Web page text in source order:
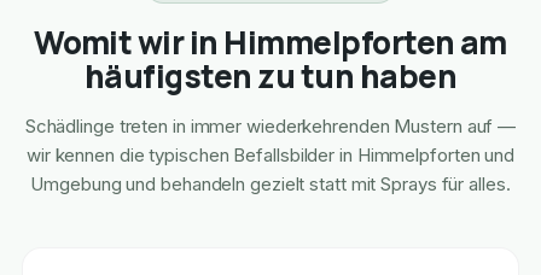
Womit wir in Himmelpforten am
häufigsten zu tun haben
Schädlinge treten in immer wiederkehrenden Mustern auf —
wir kennen die typischen Befallsbilder in Himmelpforten und
Umgebung und behandeln gezielt statt mit Sprays für alles.